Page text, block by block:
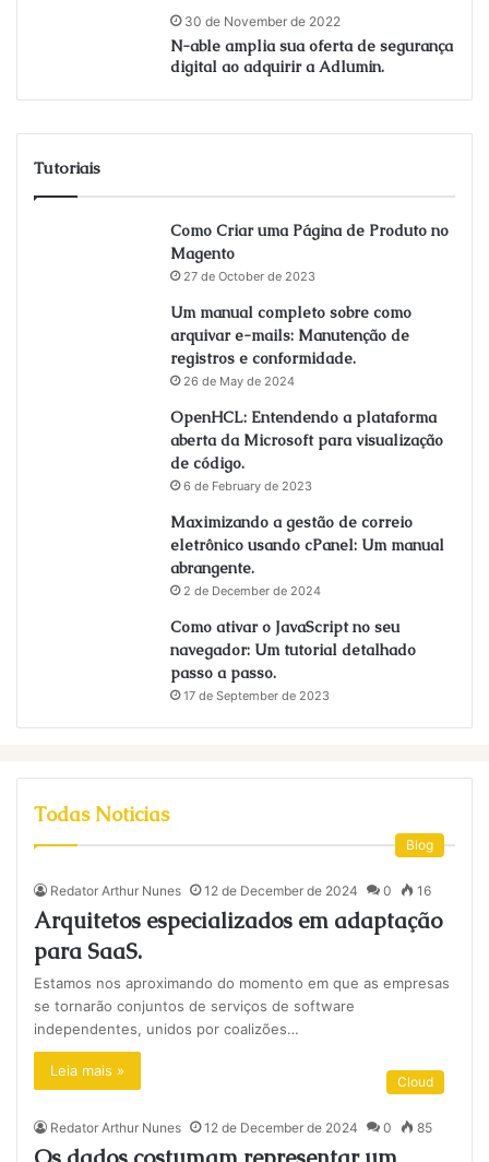
30 de November de 2022
N-able amplia sua oferta de segurança
digital ao adquirir a Adlumin.
Tutoriais
Como Criar uma Página de Produto no
Magento
27 de October de 2023
Um manual completo sobre como
arquivar e-mails: Manutenção de
registros e conformidade.
26 de May de 2024
OpenHCL: Entendendo a plataforma
aberta da Microsoft para visualização
de código.
6 de February de 2023
Maximizando a gestão de correio
eletrônico usando cPanel: Um manual
abrangente.
2 de December de 2024
Como ativar o JavaScript no seu
navegador: Um tutorial detalhado
passo a passo.
17 de September de 2023
Todas Noticias
Blog
Redator Arthur Nunes 12 de December de 2024 0 16
Arquitetos especializados em adaptação
para SaaS.
Estamos nos aproximando do momento em que as empresas
se tornarão conjuntos de serviços de software
independentes, unidos por coalizões…
Leia mais »
Cloud
Redator Arthur Nunes 12 de December de 2024 0 85